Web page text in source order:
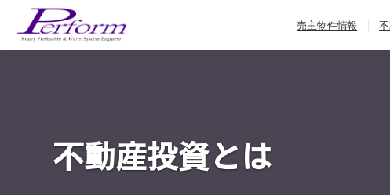
売主物件情報
不動産投資とは